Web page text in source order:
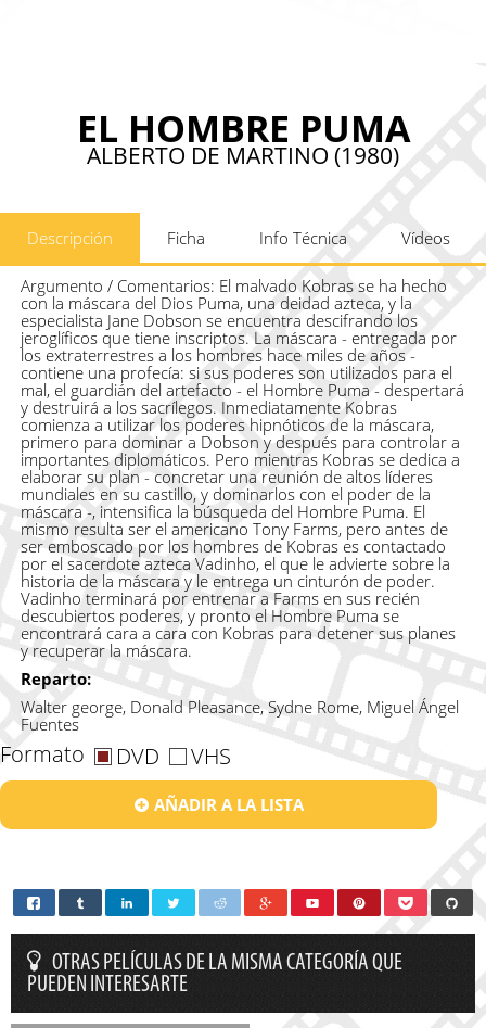
EL HOMBRE PUMA
ALBERTO DE MARTINO (1980)
Descripción Ficha Info Técnica Vídeos
Argumento / Comentarios: El malvado Kobras se ha hecho
con la máscara del Dios Puma, una deidad azteca, y la
especialista Jane Dobson se encuentra descifrando los
jeroglíficos que tiene inscriptos. La máscara - entregada por
los extraterrestres a los hombres hace miles de años -
contiene una profecía: si sus poderes son utilizados para el
mal, el guardián del artefacto - el Hombre Puma - despertará
y destruirá a los sacrílegos. Inmediatamente Kobras
comienza a utilizar los poderes hipnóticos de la máscara,
primero para dominar a Dobson y después para controlar a
importantes diplomáticos. Pero mientras Kobras se dedica a
elaborar su plan - concretar una reunión de altos líderes
mundiales en su castillo, y dominarlos con el poder de la
máscara -, intensifica la búsqueda del Hombre Puma. El
mismo resulta ser el americano Tony Farms, pero antes de
ser emboscado por los hombres de Kobras es contactado
por el sacerdote azteca Vadinho, el que le advierte sobre la
historia de la máscara y le entrega un cinturón de poder.
Vadinho terminará por entrenar a Farms en sus recién
descubiertos poderes, y pronto el Hombre Puma se
encontrará cara a cara con Kobras para detener sus planes
y recuperar la máscara.
Reparto:
Walter george, Donald Pleasance, Sydne Rome, Miguel Ángel
Fuentes
Formato DVD VHS
AÑADIR A LA LISTA
OTRAS PELÍCULAS DE LA MISMA CATEGORÍA QUE
PUEDEN INTERESARTE